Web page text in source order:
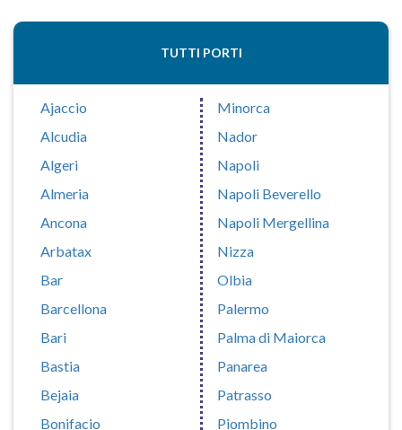
TUTTI PORTI
Ajaccio
Alcudia
Algeri
Almeria
Ancona
Arbatax
Bar
Barcellona
Bari
Bastia
Bejaia
Bonifacio
Minorca
Nador
Napoli
Napoli Beverello
Napoli Mergellina
Nizza
Olbia
Palermo
Palma di Maiorca
Panarea
Patrasso
Piombino